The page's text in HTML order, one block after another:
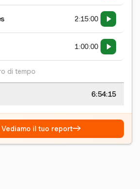
2:15:00
1:00:00
di tempo
6:54:15
Vediamo il tuo report→